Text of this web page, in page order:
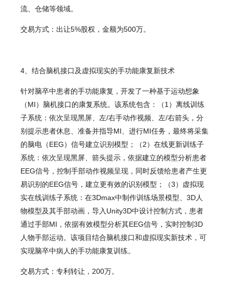
流、仓储等领域。
交易方式：出让5%股权，金额为500万。
4、结合脑机接口及虚拟现实的手功能康复新技术
针对脑卒中患者的手功能康复，开发了一种基于运动想象
（MI）脑机接口的康复系统。该系统包含：（1）离线训练
子系统：依次呈现黑屏、左/右手动作视频、左/右箭头，分
别提示患者休息、准备并指导MI、进行MI任务，最终将采集
的脑电（EEG）信号建立识别模型；（2）在线更新训练子
系统：依次呈现黑屏、箭头提示，依据建立的模型分析患者
EEG信号，控制手部动作视频呈现，同时反馈给患者产生更
易识别的EEG信号，建立更有效的识别模型；（3）虚拟现
实在线训练子系统：在3Dmax中制作训练场景模型、3D人
物模型及其手部动画，导入Unity3D中设计控制方式，患者
通过手部MI，依据有效模型分析其EEG信号，实时控制3D
人物手部运动。该项目结合脑机接口和虚拟现实新技术，可
实现脑卒中病人的手功能康复训练。
交易方式：专利转让，200万。